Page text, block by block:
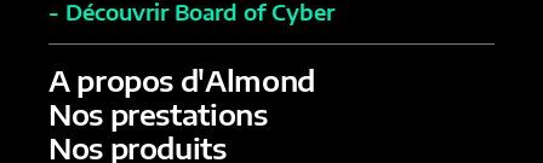
- Découvrir Board of Cyber
A propos d'Almond
Nos prestations
Nos produits